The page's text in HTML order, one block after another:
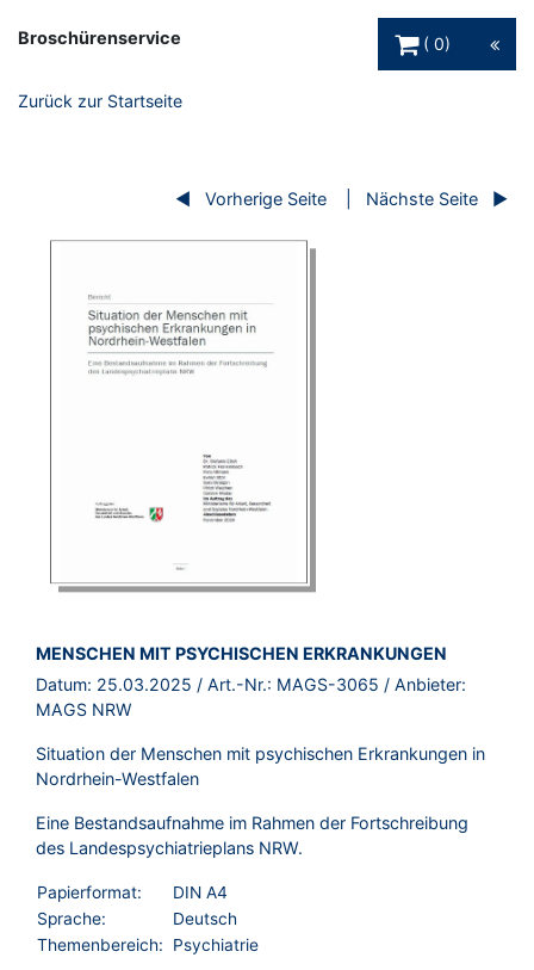
Broschürenservice
0
Zurück zur Startseite
Vorherige Seite Nächste Seite
BROSCHÜRE:
MENSCHEN MIT PSYCHISCHEN ERKRANKUNGEN
Datum: 25.03.2025 / Art.-Nr.: MAGS-3065 / Anbieter:
MAGS NRW
Situation der Menschen mit psychischen Erkrankungen in
Nordrhein-Westfalen
Eine Bestandsaufnahme im Rahmen der Fortschreibung
des Landespsychiatrieplans NRW.
Papierformat:
DIN A4
Sprache:
Deutsch
Themenbereich:
Psychiatrie